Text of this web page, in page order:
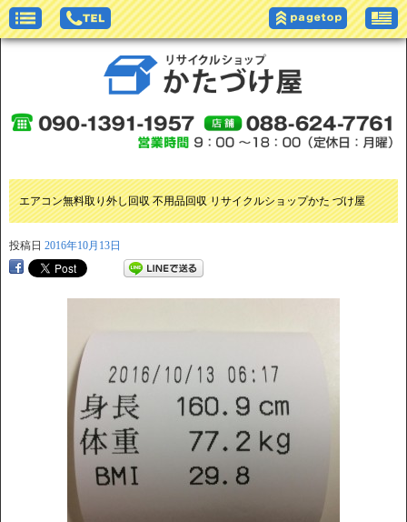
エアコン無料取り外し回収 不用品回収 リサイクルショップかた づけ屋
投稿日 2016年10月13日